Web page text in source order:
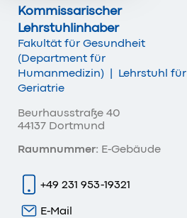
Kommissarischer
Lehrstuhlinhaber
Fakultät für Gesundheit
(Department für
Humanmedizin) | Lehrstuhl für
Geriatrie
Beurhausstraße 40
44137 Dortmund
Raumnummer: E-Gebäude
+49 231 953-19321
E-Mail